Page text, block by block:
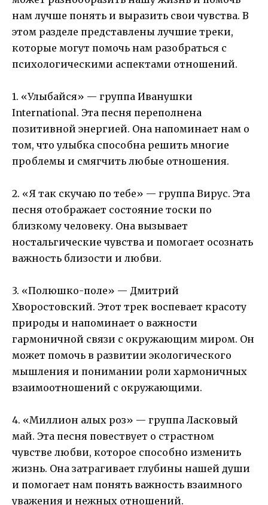
нам лучше понять и выразить свои чувства. В
этом разделе представлены лучшие треки,
которые могут помочь нам разобраться с
психологическими аспектами отношений.
1. «Улыбайся» — группа Иванушки
International. Эта песня переполнена
позитивной энергией. Она напоминает нам о
том, что улыбка способна решить многие
проблемы и смягчить любые отношения.
2. «Я так скучаю по тебе» — группа Вирус. Эта
песня отображает состояние тоски по
близкому человеку. Она вызывает
ностальгические чувства и помогает осознать
важность близости и любви.
3. «Полюшко-поле» — Дмитрий
Хворостовский. Этот трек воспевает красоту
природы и напоминает о важности
гармоничной связи с окружающим миром. Он
может помочь в развитии экологического
мышления и понимании роли хармоничных
взаимоотношений с окружающими.
4. «Миллион алых роз» — группа Ласковый
май. Эта песня повествует о страстном
чувстве любви, которое способно изменить
жизнь. Она затрагивает глубины нашей души
и помогает нам понять важность взаимного
уважения и нежных отношений.